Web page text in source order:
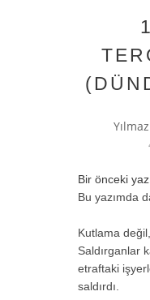
Bir önceki
Bu yazımda
Kutlama
Saldırganlar
etraftaki
saldırdı.